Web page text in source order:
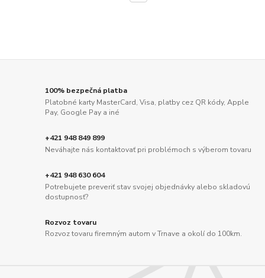
100% bezpečná platba
Platobné karty MasterCard, Visa, platby cez QR kódy, Apple
Pay, Google Pay a iné
+421 948 849 899
Neváhajte nás kontaktovať pri problémoch s výberom tovaru
+421 948 630 604
Potrebujete preveriť stav svojej objednávky alebo skladovú
dostupnosť?
Rozvoz tovaru
Rozvoz tovaru firemným autom v Trnave a okolí do 100km.